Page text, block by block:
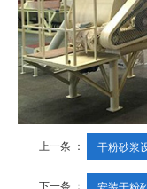
上一条 ： 干粉砂浆
下一条 ：